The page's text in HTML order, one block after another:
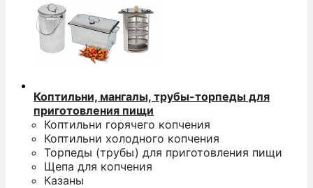
Коптильни, мангалы, трубы-торпеды для
приготовления пищи
Коптильни горячего копчения
Коптильни холодного копчения
Торпеды (трубы) для приготовления пищи
Щепа для копчения
Казаны